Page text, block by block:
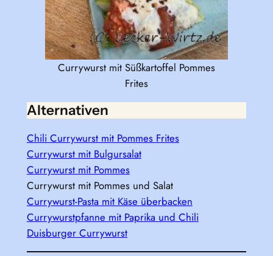
Currywurst mit Süßkartoffel Pommes
Frites
Alternativen
Chili Currywurst mit Pommes Frites
Currywurst mit Bulgursalat
Currywurst mit Pommes
Currywurst mit Pommes und Salat
Currywurst-Pasta mit Käse überbacken
Currywurstpfanne mit Paprika und Chili
Duisburger Currywurst